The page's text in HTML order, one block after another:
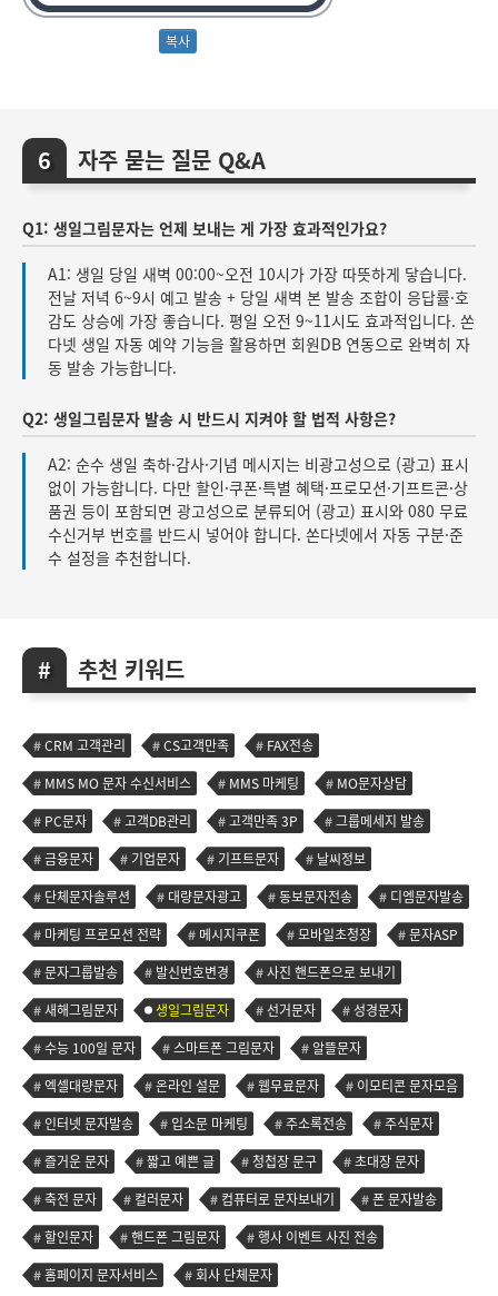
자주 묻는 질문 Q&A
Q1: 생일그림문자는 언제 보내는 게 가장 효과적인가요?
A1: 생일 당일 새벽 00:00~오전 10시가 가장 따뜻하게 닿습니다.
전날 저녁 6~9시 예고 발송 + 당일 새벽 본 발송 조합이 응답률·호
감도 상승에 가장 좋습니다. 평일 오전 9~11시도 효과적입니다. 쏜
다넷 생일 자동 예약 기능을 활용하면 회원DB 연동으로 완벽히 자
동 발송 가능합니다.
Q2: 생일그림문자 발송 시 반드시 지켜야 할 법적 사항은?
A2: 순수 생일 축하·감사·기념 메시지는 비광고성으로 (광고) 표시
없이 가능합니다. 다만 할인·쿠폰·특별 혜택·프로모션·기프트콘·상
품권 등이 포함되면 광고성으로 분류되어 (광고) 표시와 080 무료
수신거부 번호를 반드시 넣어야 합니다. 쏜다넷에서 자동 구분·준
수 설정을 추천합니다.
추천 키워드
CRM 고객관리 CS고객만족
FAX전송
MMS MO 문자 수신서비스
MMS 마케팅
MO문자상담
PC문자
고객DB관리 고객만족 3P
그룹메세지 발송
금융문자
기업문자 기프트문자
날씨정보
단체문자솔루션
대량문자광고 동보문자전송
디엠문자발송
마케팅 프로모션 전략
메시지쿠폰 모바일초청장
문자ASP
문자그룹발송
발신번호변경
사진 핸드폰으로 보내기
새해그림문자
생일그림문자 선거문자
성경문자
수능 100일 문자
스마트폰 그림문자
알뜰문자
엑셀대량문자
온라인 설문 웹무료문자
이모티콘 문자모음
인터넷 문자발송
입소문 마케팅 주소록전송
주식문자
즐거운 문자
짧고 예쁜 글 청첩장 문구
초대장 문자
축전 문자
컬러문자 컴퓨터로 문자보내기
폰 문자발송
할인문자
핸드폰 그림문자
행사 이벤트 사진 전송
홈페이지 문자서비스
회사 단체문자